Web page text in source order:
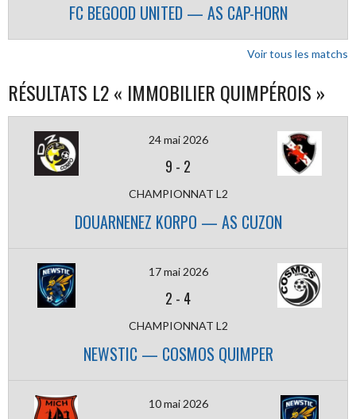
FC BEGOOD UNITED — AS CAP-HORN
Voir tous les matchs
RÉSULTATS L2 « IMMOBILIER QUIMPÉROIS »
24 mai 2026
9 - 2
CHAMPIONNAT L2
DOUARNENEZ KORPO — AS CUZON
17 mai 2026
2 - 4
CHAMPIONNAT L2
NEWSTIC — COSMOS QUIMPER
10 mai 2026